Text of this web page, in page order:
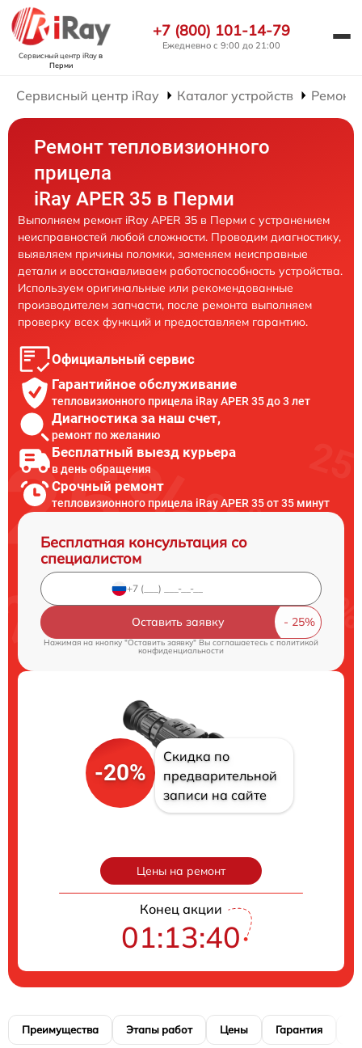
Сервисный центр iRayв
Перми
+7 (800) 101-14-79
Ежедневно с 9:00 до 21:00
Сервисный центр iRay Каталог устройств Ремонт
Ремонт тепловизионного
прицела
iRay APER 35 в Перми
Выполняем ремонт iRay APER 35 в Перми с устранением
неисправностей любой сложности. Проводим диагностику,
выявляем причины поломки, заменяем неисправные
детали и восстанавливаем работоспособность устройства.
Используем оригинальные или рекомендованные
производителем запчасти, после ремонта выполняем
проверку всех функций и предоставляем гарантию.
Официальный сервис
Гарантийное обслуживание
тепловизионного прицела iRay APER 35 до 3 лет
Диагностика за наш счет,
ремонт по желанию
Бесплатный выезд курьера
в день обращения
Срочный ремонт
тепловизионного прицела iRay APER 35 от 35 минут
Бесплатная консультация со
специалистом
Оставить заявку
Нажимая на кнопку "Оставить заявку" Вы соглашаетесь cполитикой
конфиденциальности
-20%
Скидка по
предварительной
записи на сайте
Цены на ремонт
Конец акции
01:13:39
Преимущества Этапы работ Цены Гарантия